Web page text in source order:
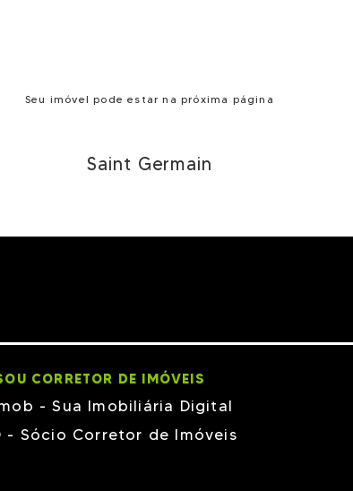
Seu imóvel pode estar na próxima página
Saint Germain
CORRETOR DE IMÓVEIS
- Sua Imobiliária Digital
- Sócio Corretor de Imóveis